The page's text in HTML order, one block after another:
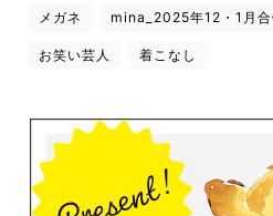
メガネ mina_2025年12・1月合
お笑い芸人 着こなし